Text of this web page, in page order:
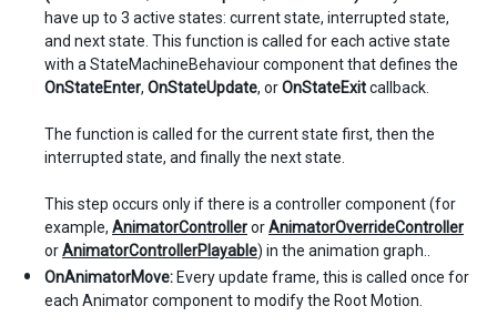
have up to 3 active states: current state, interrupted state,
and next state. This function is called for each active state
with a StateMachineBehaviour component that defines the
OnStateEnter, OnStateUpdate, orOnStateExitcallback.
The function is called for the current state first, then the
interrupted state, and finally the next state.
This step occurs only if there is a controller component (for
example, AnimatorControllerorAnimatorOverrideController
orAnimatorControllerPlayable) in the animation graph..
OnAnimatorMove: Every update frame, this is called once for
each Animator component to modify the Root Motion.